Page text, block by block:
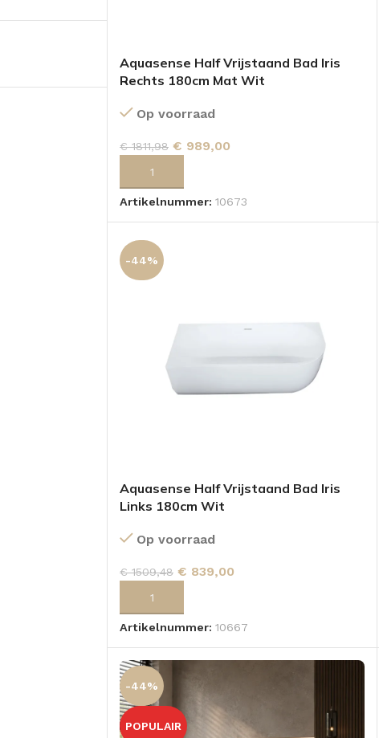
ONDERKASTEN KOLOMKASTEN
Aquasense Half Vrijstaand Bad Iris
Rechts 180cm Mat Wit
Op voorraad
€1811,98 € 989,00
TOEVOEGEN AAN WINKELWAGEN
Artikelnummer: 10673
-44%
Aquasense Half Vrijstaand Bad Iris
Links 180cm Wit
Op voorraad
€1509,48 € 839,00
TOEVOEGEN AAN WINKELWAGEN
Artikelnummer: 10667
-44%
POPULAIR